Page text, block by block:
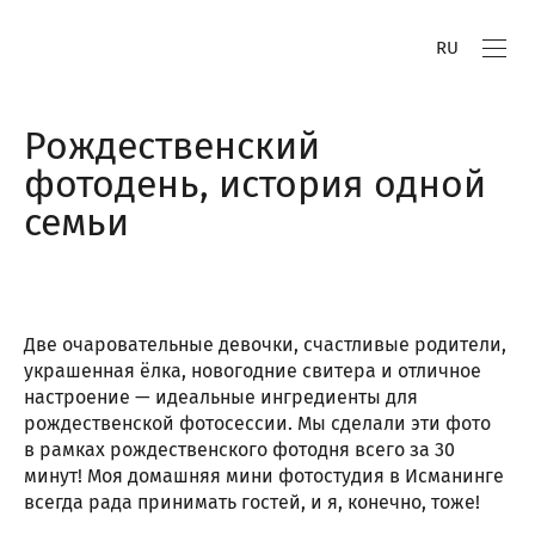
RU
Рождественский
фотодень, история одной
семьи
Две очаровательные девочки, счастливые родители,
украшенная ёлка, новогодние свитера и отличное
настроение — идеальные ингредиенты для
рождественской фотосессии. Мы сделали эти фото
в рамках рождественского фотодня всего за 30
минут! Моя домашняя мини фотостудия в Исманинге
всегда рада принимать гостей, и я, конечно, тоже!